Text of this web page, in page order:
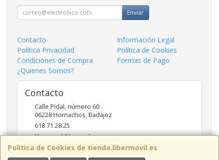
Política de Cookies de tienda.libermovil.es
Enviar
Contacto
Información Legal
Política Privacidad
Política de Cookies
Condiciones de Compra
Formas de Pago
¿Quienes Somos?
Contacto
Calle Pidal, número 60
06228Hornachos,Badajoz
618 71 28 25
libermovil@hotmail.com